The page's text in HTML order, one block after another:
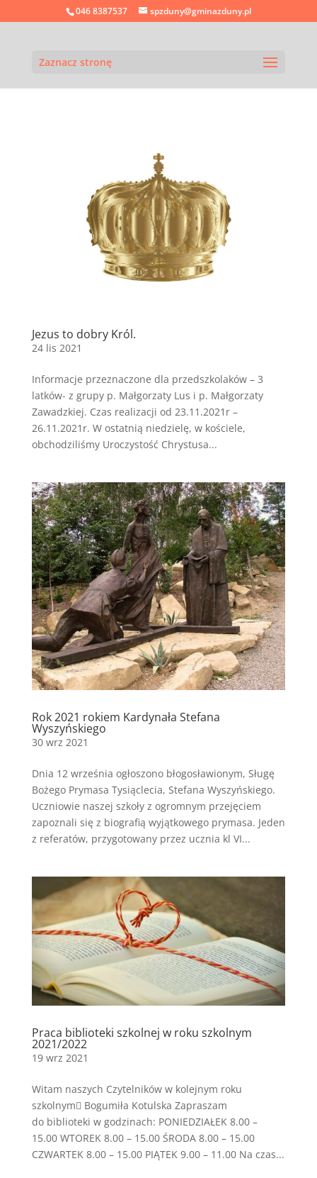
046 8387537 spzduny@gminazduny.pl
Zaznacz stronę
Jezus to dobry Król.
24 lis 2021
Informacje przeznaczone dla przedszkolaków – 3
latków- z grupy p. Małgorzaty Lus i p. Małgorzaty
Zawadzkiej. Czas realizacji od 23.11.2021r –
26.11.2021r. W ostatnią niedzielę, w kościele,
obchodziliśmy Uroczystość Chrystusa...
Rok 2021 rokiem Kardynała Stefana
Wyszyńskiego
30 wrz 2021
Dnia 12 września ogłoszono błogosławionym, Sługę
Bożego Prymasa Tysiąclecia, Stefana Wyszyńskiego.
Uczniowie naszej szkoły z ogromnym przejęciem
zapoznali się z biografią wyjątkowego prymasa. Jeden
z referatów, przygotowany przez ucznia kl VI...
Praca biblioteki szkolnej w roku szkolnym
2021/2022
19 wrz 2021
Witam naszych Czytelników w kolejnym roku
szkolnym Bogumiła Kotulska Zapraszam
do biblioteki w godzinach: PONIEDZIAŁEK 8.00 –
15.00 WTOREK 8.00 – 15.00 ŚRODA 8.00 – 15.00
CZWARTEK 8.00 – 15.00 PIĄTEK 9.00 – 11.00 Na czas...